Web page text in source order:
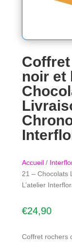
noir et
Accueil/
21 – Chocolats
L’atelier
€24,90
Coffret rochers